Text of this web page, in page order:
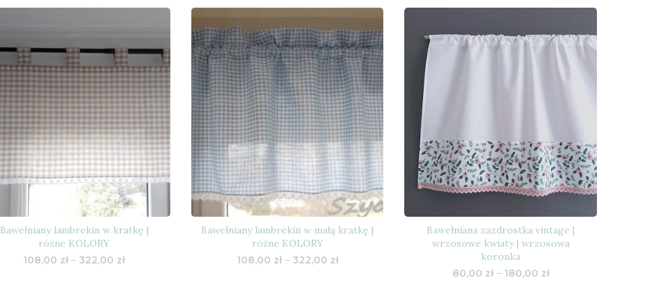
do
70,00 zł
116,00 zł
80,00 zł
126,00 zł
Bawełniany lambrekin w kratkę |
różne KOLORY
108,00 zł – 322,00 złZakres
Bawełniany lambrekin w małą kratkę |
różne KOLORY
108,00 zł – 322,00 złZakres
Bawełniana zazdrostka vintage |
wrzosowe kwiaty | wrzosowa
koronka
80,00 zł – 180,00 złZakres